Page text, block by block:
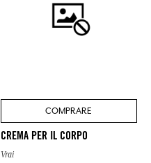
COMPRARE
CREMA PER IL CORPO
Vrai